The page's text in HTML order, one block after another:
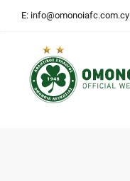
E: info@omonoiafc.com.cy